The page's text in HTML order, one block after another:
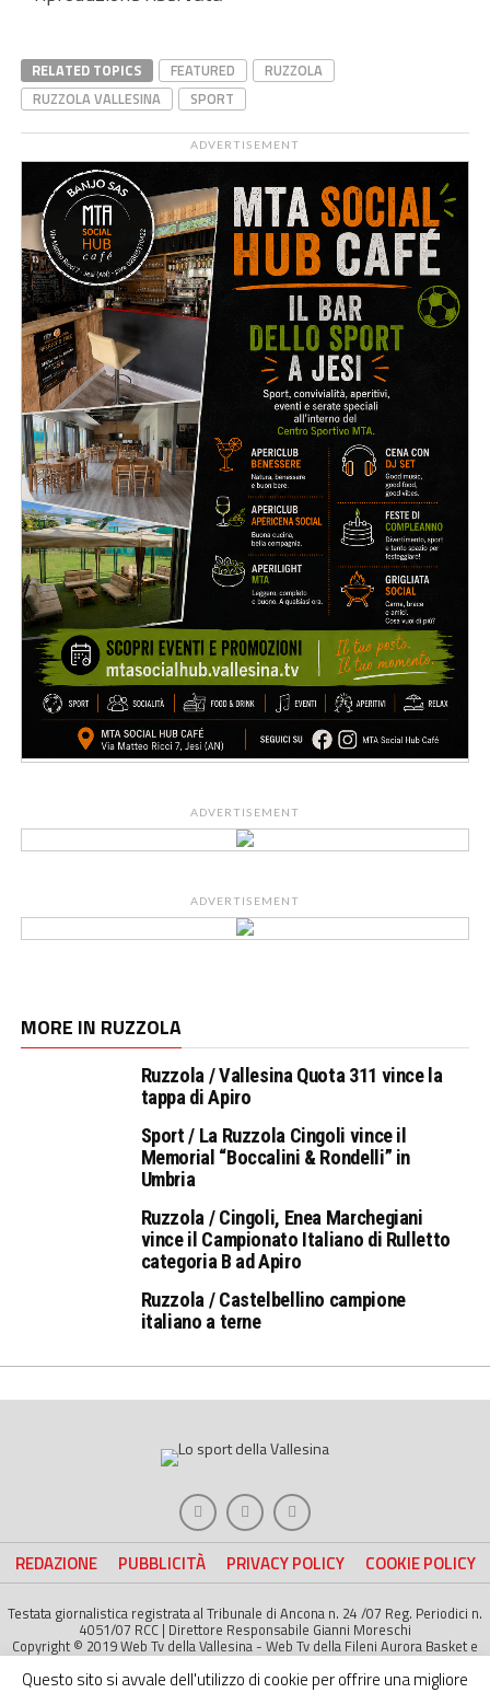
RELATED TOPICS FEATURED
RUZZOLA
RUZZOLA VALLESINA
SPORT
ADVERTISEMENT
ADVERTISEMENT
ADVERTISEMENT
MORE IN RUZZOLA
Ruzzola / Vallesina Quota 311 vince la
tappa di Apiro
Sport / La Ruzzola Cingoli vince il
Memorial “Boccalini & Rondelli” in
Umbria
Ruzzola / Cingoli, Enea Marchegiani
vince il Campionato Italiano di Rulletto
categoria B ad Apiro
Ruzzola / Castelbellino campione
italiano a terne
REDAZIONE PUBBLICITÀ PRIVACY POLICY COOKIE POLICY
Testata giornalistica registrata al Tribunale di Ancona n. 24 /07 Reg. Periodici n.
4051/07 RCC | Direttore Responsabile Gianni Moreschi
Copyright © 2019 Web Tv della Vallesina - Web Tv della Fileni Aurora Basket e
della Jesina Calcio. All right Reserved | Project byLife Color
Questo sito si avvale dell'utilizzo di cookie per offrire una migliore